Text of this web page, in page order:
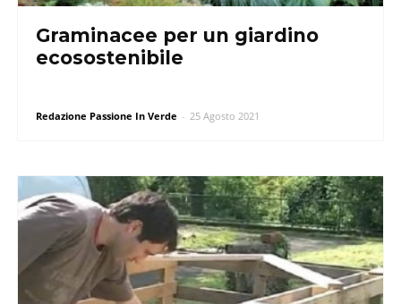
Graminacee per un giardino
ecosostenibile
Redazione Passione In Verde - 25 Agosto 2021